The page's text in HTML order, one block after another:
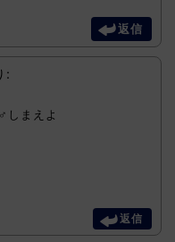
返信
:
しまえよ
返信